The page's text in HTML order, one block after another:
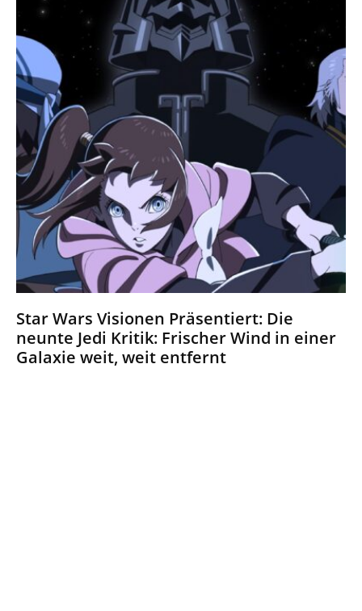
Star Wars Visionen Präsentiert: Die
neunte Jedi Kritik: Frischer Wind in einer
Galaxie weit, weit entfernt